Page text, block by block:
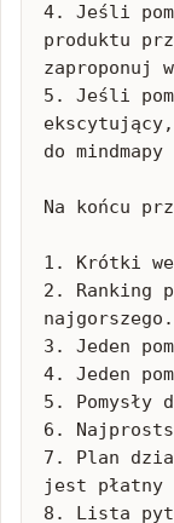
4. Jeśli
produktu
zaproponuj
5. Jeśli
do
Na końcu
1. Krótki
2. Ranking
najgorszego.
3. Jeden
4. Jeden
5. Pomysły
6.
7. Plan
jest
8. Lista